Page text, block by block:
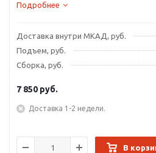
Подробнее
Доставка внутри МКАД, руб.
Подъем, руб.
Сборка, руб.
7 850 руб.
Доставка 1-2 недели.
В